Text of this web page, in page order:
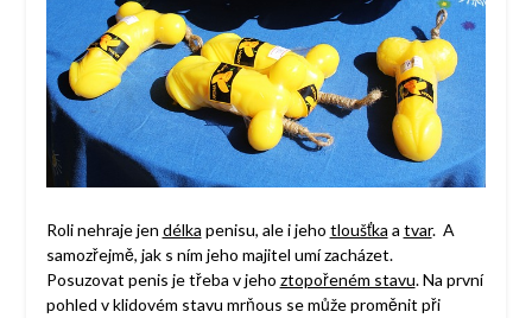
Roli nehraje jen délka penisu, ale i jeho tloušťka a tvar. A
samozřejmě, jak s ním jeho majitel umí zacházet.
Posuzovat penis je třeba v jeho ztopořeném stavu. Na první
pohled v klidovém stavu mrňous se může proměnit při